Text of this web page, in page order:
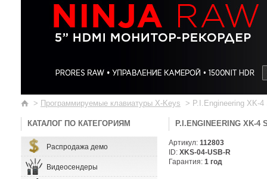
> Программируемые клавиатуры X-Keys > P.I.Engineering XK-
КАТАЛОГ ПО КАТЕГОРИЯМ
Распродажа демо
Видеосендеры
P.I.ENGINEERING XK-4
Артикул: 112803
ID: XKS-04-USB-R
Гарантия: 1 год